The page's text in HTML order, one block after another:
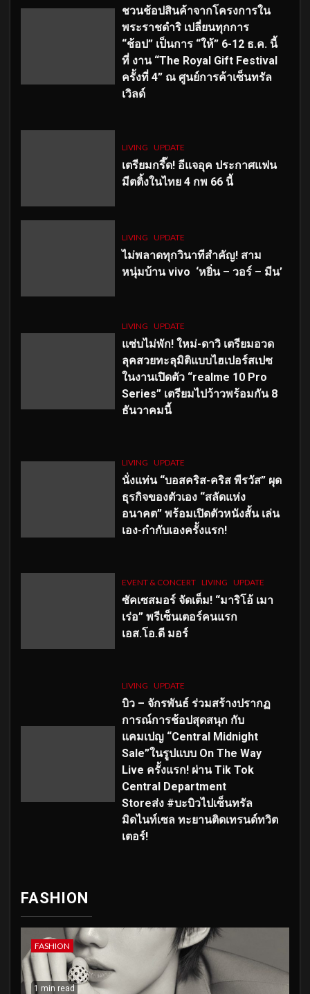
ชวนช้อปสินค้าจากโครงการใน
พระราชดำริ เปลี่ยนทุกการ
“ช้อป” เป็นการ “ให้” 6-12 ธ.ค. นี้
ที่ งาน “The Royal Gift Festival
ครั้งที่ 4” ณ ศูนย์การค้าเซ็นทรัล
เวิลด์
LIVING UPDATE
เตรียมกรี๊ด! อีแจอุค ประกาศแฟน
มีตติ้งในไทย 4 กพ 66 นี้
LIVING UPDATE
ไม่พลาดทุกวินาทีสำคัญ! สาม
หนุ่มบ้าน vivo ‘หยิ่น – วอร์ – มีน’
LIVING UPDATE
แซ่บไม่พัก! ใหม่-ดาวิ เตรียมอวด
ลุคสวยทะลุมิติแบบไฮเปอร์สเปซ
ในงานเปิดตัว “realme 10 Pro
Series” เตรียมไปว้าวพร้อมกัน 8
ธันวาคมนี้
LIVING UPDATE
นั่งแท่น “บอสคริส-คริส พีรวัส” ผุด
ธุรกิจของตัวเอง “สลัดแห่ง
อนาคต” พร้อมเปิดตัวหนังสั้น เล่น
เอง-กำกับเองครั้งแรก!
EVENT & CONCERT LIVING UPDATE
ซัคเซสมอร์ จัดเต็ม! “มาริโอ้ เมา
เร่อ” พรีเซ็นเตอร์คนแรก
เอส.โอ.ดี มอร์
LIVING UPDATE
บิว – จักรพันธ์ ร่วมสร้างปรากฏ
การณ์การช้อปสุดสนุก กับ
แคมเปญ “Central Midnight
Sale”ในรูปแบบ On The Way
Live ครั้งแรก! ผ่าน Tik Tok
Central Department
Storeส่ง #บะบิวไปเซ็นทรัล
มิดไนท์เซล ทะยานติดเทรนด์ทวิต
เตอร์!
FASHION
FASHION
1 min read